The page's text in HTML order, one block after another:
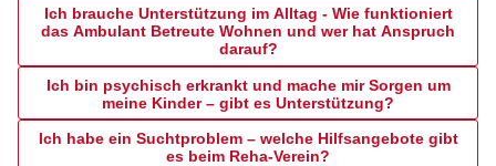
Ich brauche Unterstützung im Alltag - Wie funktioniert
das Ambulant Betreute Wohnen und wer hat Anspruch
darauf?
Ich bin psychisch erkrankt und mache mir Sorgen um
meine Kinder – gibt es Unterstützung?
Ich habe ein Suchtproblem – welche Hilfsangebote gibt
es beim Reha-Verein?